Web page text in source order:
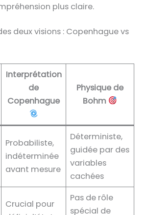
plus claire.
deux visions : Copenhague vs
Interprétation
de
Copenhague
Physique de
Bohm
Probabiliste,
indéterminée
avant mesure
Déterministe,
guidée par des
variables
cachées
Crucial pour
Pas de rôle
spécial de